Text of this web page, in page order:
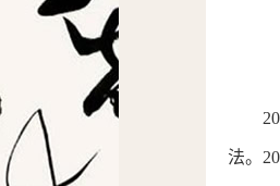
法。